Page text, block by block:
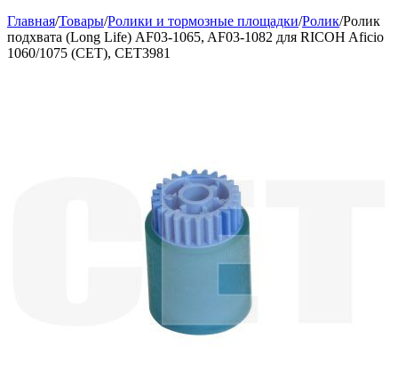
Главная/Товары/Ролики и тормозные площадки/Ролик/Ролик
подхвата (Long Life) AF03-1065, AF03-1082 для RICOH Aficio
1060/1075 (CET), CET3981